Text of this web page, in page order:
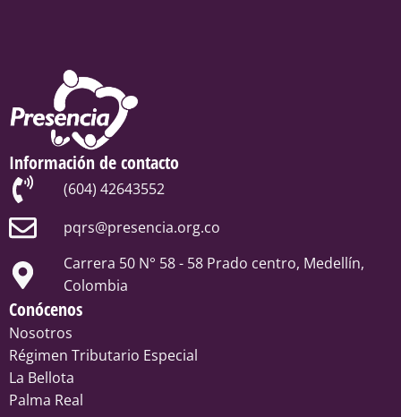
Información de contacto
(604) 42643552
pqrs@presencia.org.co
Carrera 50 N° 58 - 58 Prado centro, Medellín,
Colombia
Conócenos
Nosotros
Régimen Tributario Especial
La Bellota
Palma Real